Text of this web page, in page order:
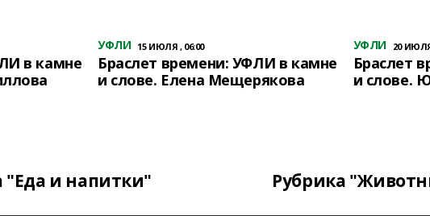
в камне
УФЛИ 15 ИЮЛЯ , 06:00
Браслет времени: УФЛИ в камне
и слове. Елена Мещерякова
УФЛИ 20
Браслет
и слове.
"Еда и напитки" Рубрика